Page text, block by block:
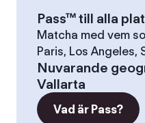
Pass™ till alla
Matcha med vem
Paris, Los Angeles,
Nuvarande
Vallarta
Vad är Pass?